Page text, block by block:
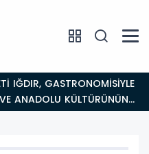
Saklı Cennetleri
Bekliyor